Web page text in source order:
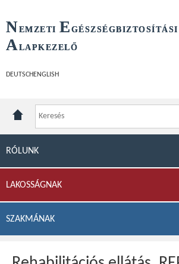
NEMZETI E GÉSZSÉGBIZTOSÍTÁSI
ALAPKEZELŐ
DEUTSCH ENGLISH
RÓLUNK
LAKOSSÁGNAK
SZAKMÁNAK